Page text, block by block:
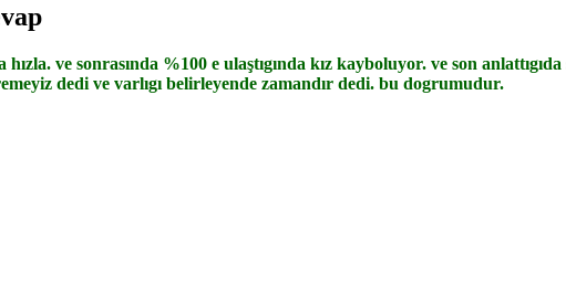
ve sonrasında %100 e ulaştıgında kız kayboluyor. ve son
dedi ve varlıgı belirleyende zamandır dedi. bu dogrumudur.